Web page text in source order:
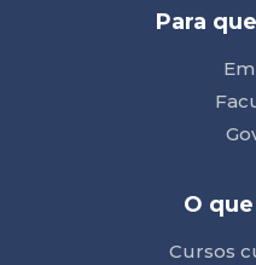
Para
O
Cursos